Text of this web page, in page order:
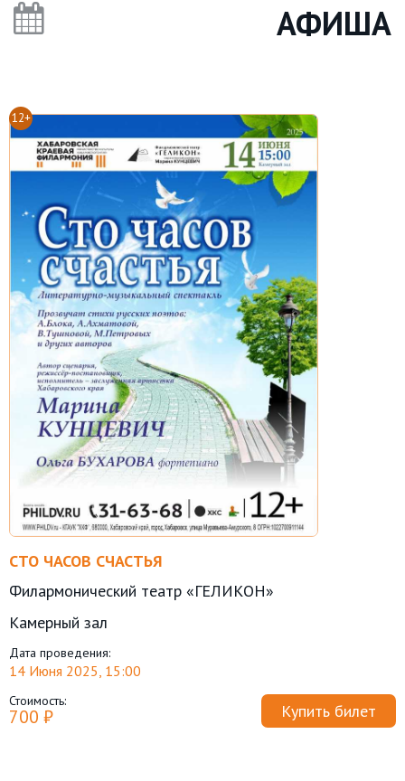
АФИША
12+
СТО ЧАСОВ СЧАСТЬЯ
Филармонический театр «ГЕЛИКОН»
Камерный зал
Дата проведения:
14 Июня 2025, 15:00
Стоимость:
700 ₽ Купить билет